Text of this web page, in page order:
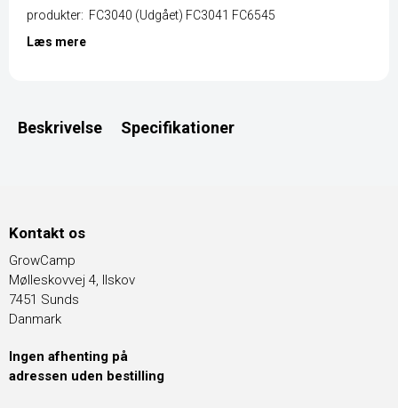
produkter: FC3040 (Udgået) FC3041 FC6545
Læs mere
Beskrivelse Specifikationer
Kontakt os
GrowCamp
Mølleskovvej 4, Ilskov
7451 Sunds
Danmark
Ingen afhenting på
adressen uden bestilling